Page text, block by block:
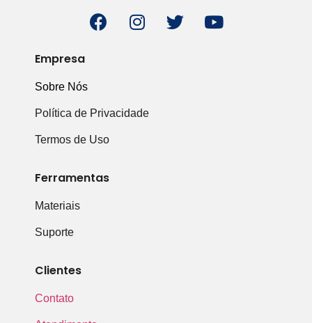
Empresa
Sobre Nós
Política de Privacidade
Termos de Uso
Ferramentas
Materiais
Suporte
Clientes
Contato